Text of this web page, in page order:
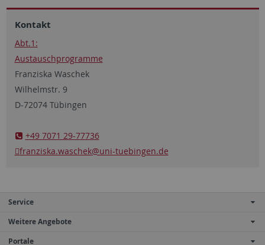
Kontakt
Abt.1:
Austauschprogramme
Franziska Waschek
Wilhelmstr. 9
D-72074 Tübingen
+49 7071 29-77736
franziska.waschek@uni-tuebingen.de
Service
Weitere Angebote
Portale